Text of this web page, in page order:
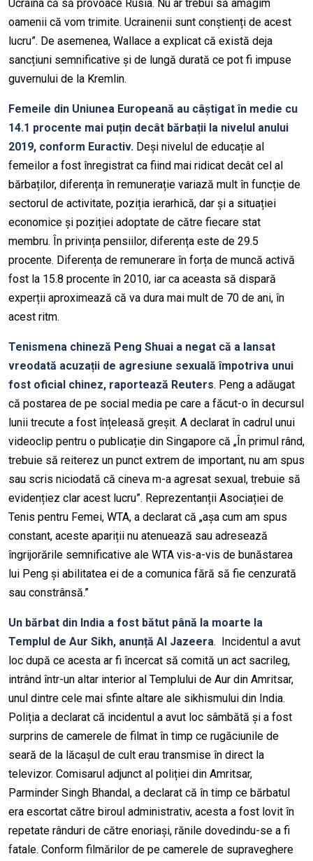
Ucraina că să provoace Rusia. Nu ar trebui să amăgim
oamenii că vom trimite. Ucrainenii sunt conștienți de acest
lucru”. De asemenea, Wallace a explicat că există deja
sancțiuni semnificative și de lungă durată ce pot fi impuse
guvernului de la Kremlin.
Femeile din Uniunea Europeană au câștigat în medie cu
14.1 procente mai puțin decât bărbații la nivelul anului
2019, conform Euractiv. Deși nivelul de educație al
femeilor a fost înregistrat ca fiind mai ridicat decât cel al
bărbaților, diferența în remunerație variază mult în funcție de
sectorul de activitate, poziția ierarhică, dar și a situației
economice și poziției adoptate de către fiecare stat
membru. În privința pensiilor, diferența este de 29.5
procente. Diferența de remunerare în forța de muncă activă
fost la 15.8 procente în 2010, iar ca aceasta să dispară
experții aproximează că va dura mai mult de 70 de ani, în
acest ritm.
Tenismena chineză Peng Shuai a negat că a lansat
vreodată acuzații de agresiune sexuală împotriva unui
fost oficial chinez, raportează Reuters. Peng a adăugat
că postarea de pe social media pe care a făcut-o în decursul
lunii trecute a fost înțeleasă greșit. A declarat în cadrul unui
videoclip pentru o publicație din Singapore că „În primul rând,
trebuie să reiterez un punct extrem de important, nu am spus
sau scris niciodată că cineva m-a agresat sexual, trebuie să
evidențiez clar acest lucru”. Reprezentanții Asociației de
Tenis pentru Femei, WTA, a declarat că „așa cum am spus
constant, aceste apariții nu atenuează sau adresează
îngrijorările semnificative ale WTA vis-a-vis de bunăstarea
lui Peng și abilitatea ei de a comunica fără să fie cenzurată
sau constrânsă.”
Un bărbat din India a fost bătut până la moarte la
Templul de Aur Sikh, anunță Al Jazeera. Incidentul a avut
loc după ce acesta ar fi încercat să comită un act sacrileg,
intrând într-un altar interior al Templului de Aur din Amritsar,
unul dintre cele mai sfinte altare ale sikhismului din India.
Poliția a declarat că incidentul a avut loc sâmbătă și a fost
surprins de camerele de filmat în timp ce rugăciunile de
seară de la lăcașul de cult erau transmise în direct la
televizor. Comisarul adjunct al poliției din Amritsar,
Parminder Singh Bhandal, a declarat că în timp ce bărbatul
era escortat către biroul administrativ, acesta a fost lovit în
repetate rânduri de către enoriași, rănile dovedindu-se a fi
fatale. Conform filmărilor de pe camerele de supraveghere